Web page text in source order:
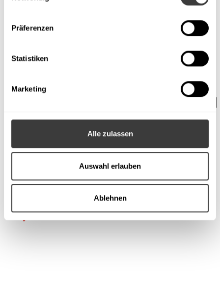
Präferenzen
Statistiken
Marketing
Alle zulassen
Auswahl erlauben
Ablehnen
Brauchen Sie einen individuell
angefertigten Spielplatz?
standardisierte Spielplatzprojekte.
Kontaktieren Sie uns!